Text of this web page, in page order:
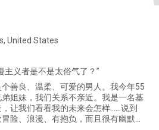
United States
主义者是不是太俗气了？”
善良、温柔、可爱的男人。我今年55
姐妹，我们关系不亲近。我是一名基
让我们看看我的未来会怎样……说到
险、浪漫、有抱负，而且很有幽默